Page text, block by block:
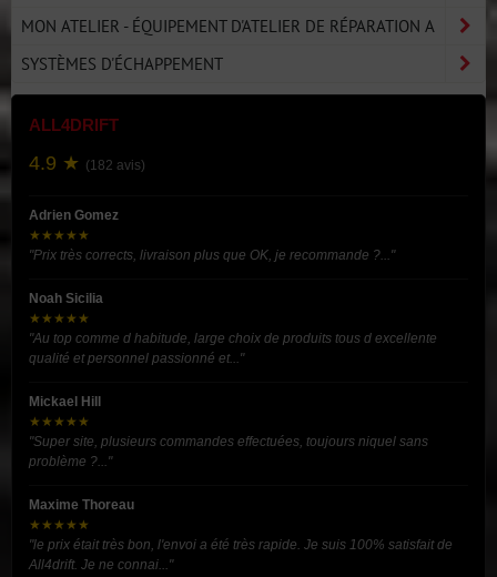
MON ATELIER - ÉQUIPEMENT D'ATELIER DE RÉPARATION A
SYSTÈMES D'ÉCHAPPEMENT
ALL4DRIFT
4.9 ★ (182 avis)
Adrien Gomez
★★★★★
"Prix très corrects, livraison plus que OK, je recommande ?..."
Noah Sicilia
★★★★★
"Au top comme d habitude, large choix de produits tous d excellente
qualité et personnel passionné et..."
Mickael Hill
★★★★★
"Super site, plusieurs commandes effectuées, toujours niquel sans
problème ?..."
Maxime Thoreau
★★★★★
"le prix était très bon, l'envoi a été très rapide. Je suis 100% satisfait de
All4drift. Je ne connai..."